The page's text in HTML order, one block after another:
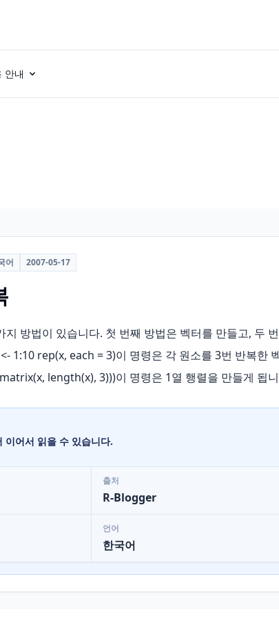
안내
어 2007-05-17
지 방법이 있습니다. 첫 번째 방법은 벡터를 만들고, 두
1:10 rep(x, each = 3)이 명령은 각 원소를 3번 반복한
length(x), 3)))이 명령은 1열 행렬을 만들게 됩
이어서 읽을 수 있습니다.
출처
R-Blogger
언어
한국어